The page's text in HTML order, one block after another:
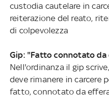
custodia cautelare in
reiterazione del reato,
di colpevolezza
Gip: "Fatto connotato da
Nell'ordinanza il gip
deve rimanere in carcere
fatto, connotato da